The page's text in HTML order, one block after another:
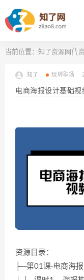
当前位置： 知了资源网⎛⎝
知了 玩转职场
电商海报设计基础视
资源目录：
├─第01课·电商海